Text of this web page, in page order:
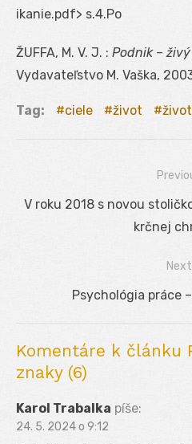
ikanie.pdf> s.4.Po
ŽUFFA, M. V. J. : Podnik –
Vydavateľstvo M. Vaška,
Tag: ciele život
Navigácia
Previous
V roku 2018 s novou
krčnej
Next
Next
Psychológia práce
Komentáre k článku
znaky (6)
Karol Trabalka píše:
24. 5. 2024 o 9:12